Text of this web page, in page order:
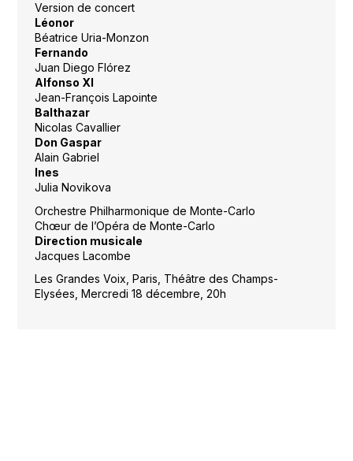
Version de concert
Léonor
Béatrice Uria-Monzon
Fernando
Juan Diego Flórez
Alfonso XI
Jean-François Lapointe
Balthazar
Nicolas Cavallier
Don Gaspar
Alain Gabriel
Ines
Julia Novikova
Orchestre Philharmonique de Monte-Carlo
Chœur de l’Opéra de Monte-Carlo
Direction musicale
Jacques Lacombe
Les Grandes Voix, Paris, Théâtre des Champs-
Elysées, Mercredi 18 décembre, 20h